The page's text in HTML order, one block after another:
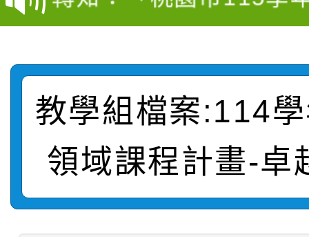
賽實施要點
比賽實施要點」
轉知：「115年金融知
動辦法」
轉知臺中市政府政風處
城市手牽手，綠能透明
畫影片一案
轉知：「115學年度全
表
敬師藝文競賽』實施計
【甄選結果(第11招)】
學年度第1學期第7次代
【甄選結果(第3招)】
教學組檔案:114
領域課程計畫-卓